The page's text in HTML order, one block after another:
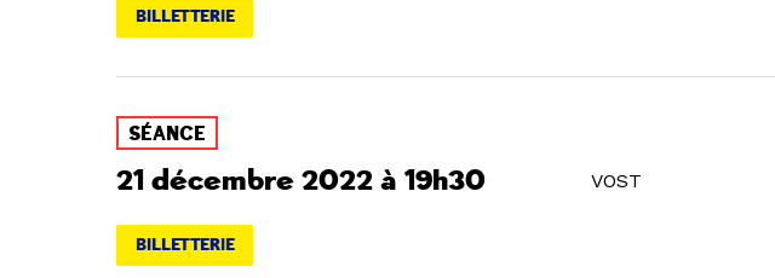
BILLETTERIE
SÉANCE
21 décembre 2022 à 19h30 VOST
BILLETTERIE